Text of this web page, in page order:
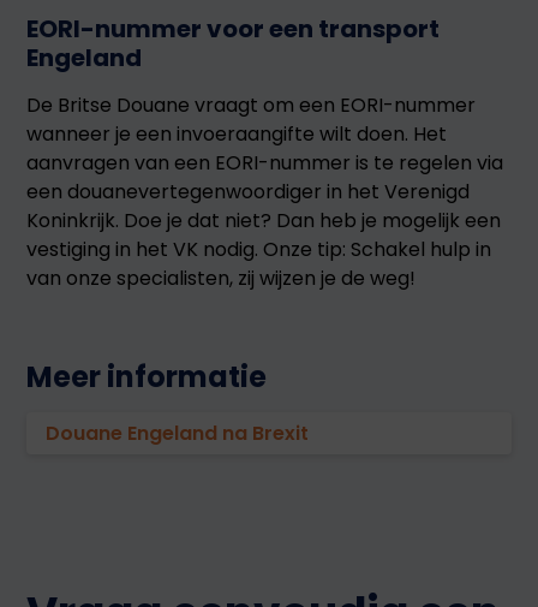
EORI-nummer voor een transport
Engeland
De Britse Douane vraagt om een EORI-nummer
wanneer je een invoeraangifte wilt doen. Het
aanvragen van een EORI-nummer is te regelen via
een douanevertegenwoordiger in het Verenigd
Koninkrijk. Doe je dat niet? Dan heb je mogelijk een
vestiging in het VK nodig. Onze tip: Schakel hulp in
van onze specialisten, zij wijzen je de weg!
Meer informatie
Douane Engeland na Brexit